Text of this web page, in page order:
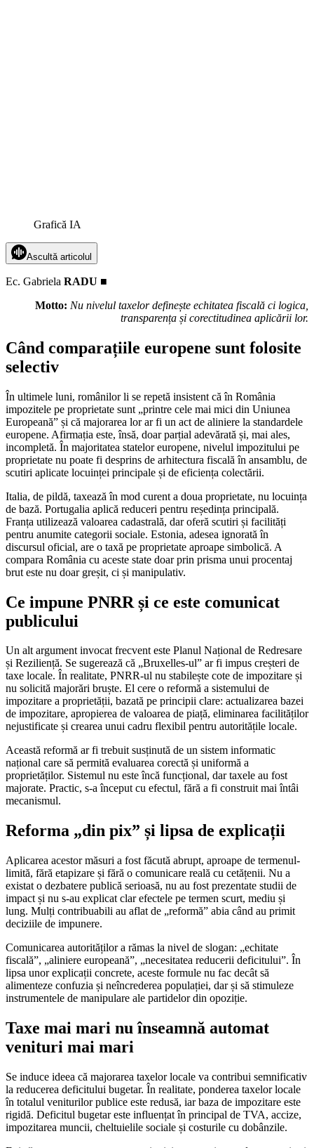
Grafică IA
Ascultă articolul
Ec. Gabriela RADU ■
Motto: Nu nivelul taxelor definește echitatea fiscală ci logica,
transparența și corectitudinea aplicării lor.
Când comparațiile europene sunt folosite
selectiv
În ultimele luni, românilor li se repetă insistent că în România
impozitele pe proprietate sunt „printre cele mai mici din Uniunea
Europeană” și că majorarea lor ar fi un act de aliniere la standardele
europene. Afirmația este, însă, doar parțial adevărată și, mai ales,
incompletă. În majoritatea statelor europene, nivelul impozitului pe
proprietate nu poate fi desprins de arhitectura fiscală în ansamblu, de
scutiri aplicate locuinței principale și de eficiența colectării.
Italia, de pildă, taxează în mod curent a doua proprietate, nu locuința
de bază. Portugalia aplică reduceri pentru reședința principală.
Franța utilizează valoarea cadastrală, dar oferă scutiri și facilități
pentru anumite categorii sociale. Estonia, adesea ignorată în
discursul oficial, are o taxă pe proprietate aproape simbolică. A
compara România cu aceste state doar prin prisma unui procentaj
brut este nu doar greșit, ci și manipulativ.
Ce impune PNRR și ce este comunicat
publicului
Un alt argument invocat frecvent este Planul Național de Redresare
și Reziliență. Se sugerează că „Bruxelles-ul” ar fi impus creșteri de
taxe locale. În realitate, PNRR-ul nu stabilește cote de impozitare și
nu solicită majorări bruște. El cere o reformă a sistemului de
impozitare a proprietății, bazată pe principii clare: actualizarea bazei
de impozitare, apropierea de valoarea de piață, eliminarea facilităților
nejustificate și crearea unui cadru flexibil pentru autoritățile locale.
Această reformă ar fi trebuit susținută de un sistem informatic
național care să permită evaluarea corectă și uniformă a
proprietăților. Sistemul nu este încă funcțional, dar taxele au fost
majorate. Practic, s-a început cu efectul, fără a fi construit mai întâi
mecanismul.
Reforma „din pix” și lipsa de explicații
Aplicarea acestor măsuri a fost făcută abrupt, aproape de termenul-
limită, fără etapizare și fără o comunicare reală cu cetățenii. Nu a
existat o dezbatere publică serioasă, nu au fost prezentate studii de
impact și nu s-au explicat clar efectele pe termen scurt, mediu și
lung. Mulți contribuabili au aflat de „reformă” abia când au primit
deciziile de impunere.
Comunicarea autorităților a rămas la nivel de slogan: „echitate
fiscală”, „aliniere europeană”, „necesitatea reducerii deficitului”. În
lipsa unor explicații concrete, aceste formule nu fac decât să
alimenteze confuzia și neîncrederea populației, dar și să stimuleze
instrumentele de manipulare ale partidelor din opoziție.
Taxe mai mari nu înseamnă automat
venituri mai mari
Se induce ideea că majorarea taxelor locale va contribui semnificativ
la reducerea deficitului bugetar. În realitate, ponderea taxelor locale
în totalul veniturilor publice este redusă, iar baza de impozitare este
rigidă. Deficitul bugetar este influențat în principal de TVA, accize,
impozitarea muncii, cheltuielile sociale și costurile cu dobânzile.